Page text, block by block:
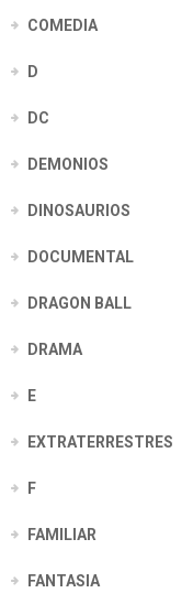
COMEDIA
D
DC
DEMONIOS
DINOSAURIOS
DOCUMENTAL
DRAGON BALL
DRAMA
E
EXTRATERRESTRES
F
FAMILIAR
FANTASIA